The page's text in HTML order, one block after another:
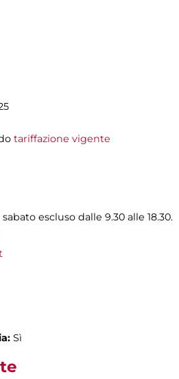
tariffazione vigente
escluso dalle 9.30 alle 18.30.
Sì